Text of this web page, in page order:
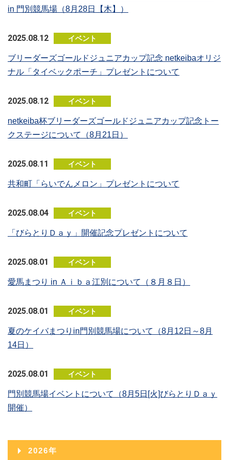
in 門別競馬場（8月28日【木】）
2025.08.12 イベント
ブリーダーズゴールドジュニアカップ記念 netkeibaオリジ
ナル「タイベックポーチ」プレゼントについて
2025.08.12 イベント
netkeiba杯ブリーダーズゴールドジュニアカップ記念トー
クステージについて（8月21日）
2025.08.11 イベント
共和町「らいでんメロン」プレゼントについて
2025.08.04 イベント
「びらとりＤａｙ」開催記念プレゼントについて
2025.08.01 イベント
愛馬まつり in Ａｉｂａ江別について（８月８日）
2025.08.01 イベント
夏のケイバまつりin門別競馬場について（8月12日～8月
14日）
2025.08.01 イベント
門別競馬場イベントについて（8月5日[火]びらとりＤａｙ
開催）
2026年